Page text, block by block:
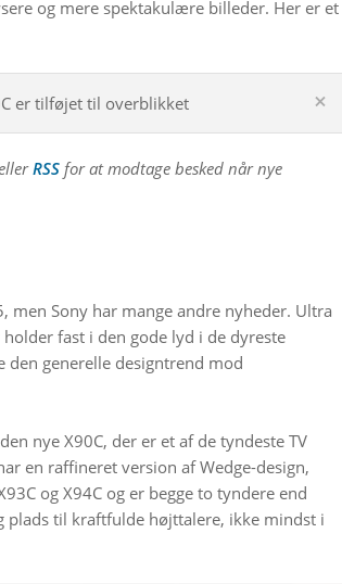
og mere spektakulære billeder. Her er et
×
er tilføjet til overblikket
RSS for at modtage besked når nye
men Sony har mange andre nyheder. Ultra
fast i den gode lyd i de dyreste
generelle designtrend mod
nye X90C, der er et af de tyndeste TV
en raffineret version af Wedge-design,
og X94C og er begge to tyndere end
plads til kraftfulde højttalere, ikke mindst i